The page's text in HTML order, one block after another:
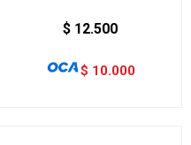
$ 12.500
$ 10.000